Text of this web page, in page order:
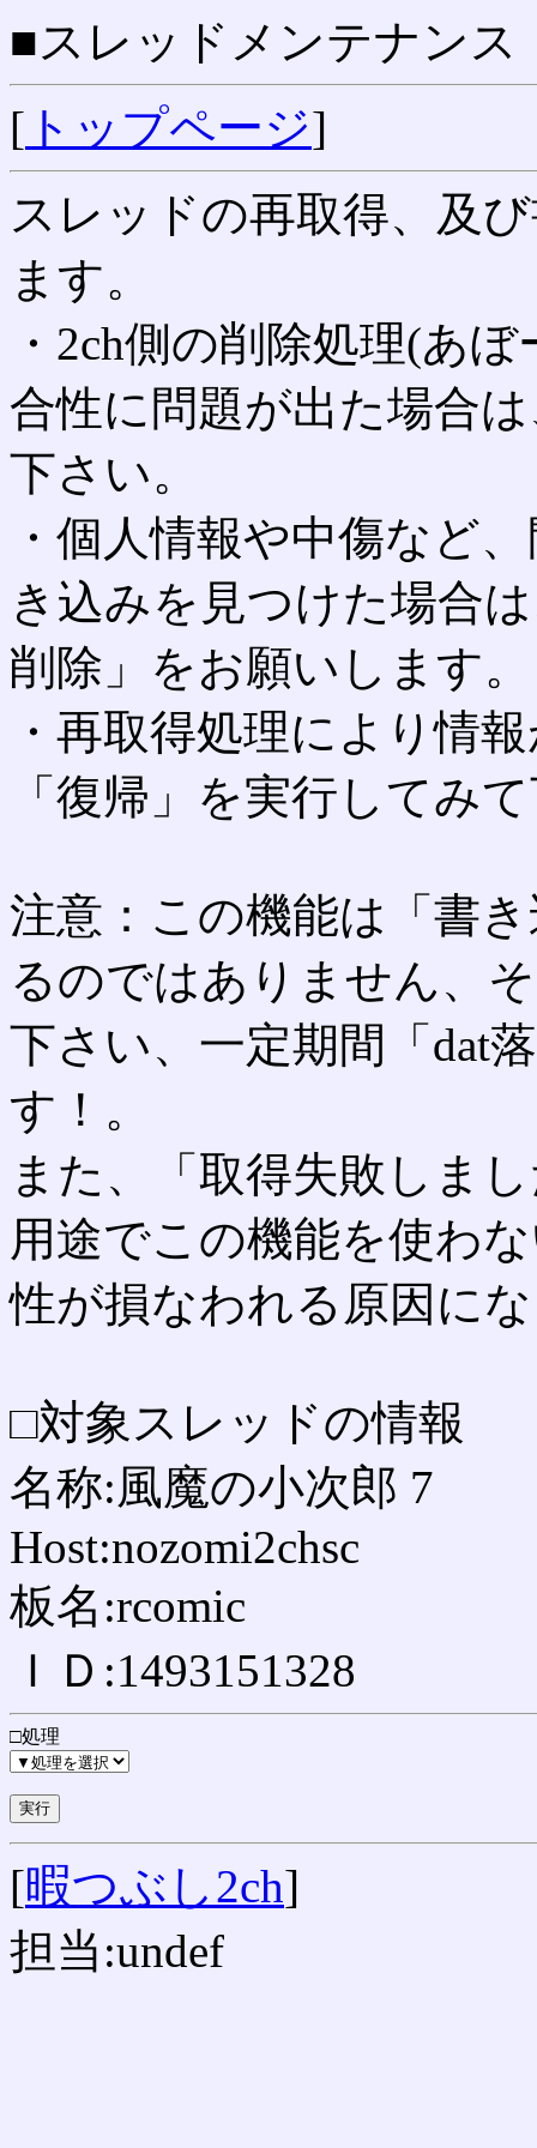
■スレッドメンテナンス
[ トップページ]
スレッドの再取得、及
ます。
・2ch側の削除処理(あ
合性に問題が出た場合
下さい。
・個人情報や中傷など
き込みを見つけた場合
削除」をお願いします。
・再取得処理により情
「復帰」を実行してみ
注意：この機能は「書
るのではありません、
下さい、一定期間「dat
す！。
また、「取得失敗しま
用途でこの機能を使わ
性が損なわれる原因に
□対象スレッドの情報
名称:風魔の小次郎 7
Host:nozomi2chsc
板名:rcomic
ＩＤ:1493151328
□処理
[暇つぶし2ch]
担当:undef